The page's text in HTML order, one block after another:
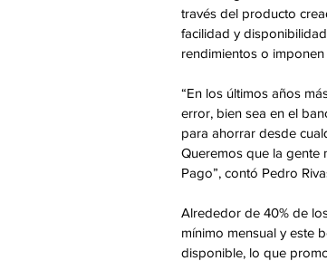
través del producto
facilidad y
rendimientos o
“En los últimos años
error, bien sea en el
para ahorrar desde
Queremos que la gente
Pago”, contó Pedro
Alrededor de 40% de
mínimo mensual y este
disponible, lo que